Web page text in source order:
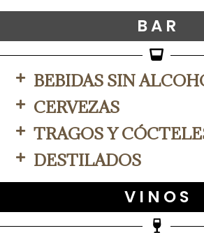
B A R
BEBIDAS SIN
CERVEZAS
TRAGOS Y
DESTILADOS
V I N O S